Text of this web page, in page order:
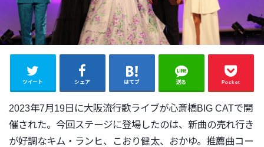
ツイート シェア はてブ 送る Pocket
2023年7月19日に大阪流行歌ライブが心斎橋BIG CATで開
催された。今回ステージに登場したのは、 新曲の売れ行き
が好調なキム・ランヒ、こおり健太、おかゆ。 推薦曲コー